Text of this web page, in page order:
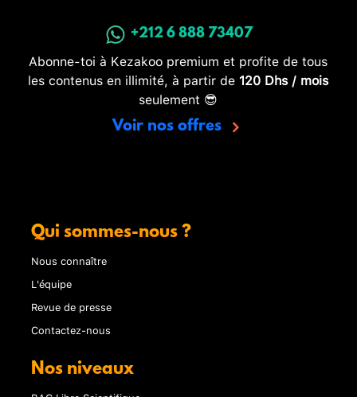
+212 6 888 73407
Abonne-toi à Kezakoo premium et profite de tous
les contenus en illimité, à partir de 120 Dhs / mois
seulement 😎
Voir nos offres
Qui sommes-nous ?
Nous connaître
L'équipe
Revue de presse
Contactez-nous
Nos niveaux